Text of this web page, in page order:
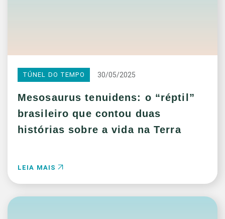
TÚNEL DO TEMPO 30/05/2025
Mesosaurus tenuidens: o “réptil”
brasileiro que contou duas
histórias sobre a vida na Terra
LEIA MAIS